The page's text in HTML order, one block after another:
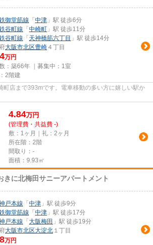
御堂筋線 「 中津 」駅 徒歩6分
谷町線 「 中崎町 」駅 徒歩11分
谷町線 「 天神橋筋六丁目 」駅 徒歩14分
大阪市北区豊崎 ４丁目
万円
：築66年 ｜募集中： 1室
2階建
町店まで393mです。電車移動の多い方に嬉しい駅か
4.84万円
(管理費・共益費 -)
敷：1ヶ月｜礼：2ヶ月
所在階：2階
間取り：-
面積：9.93㎡
きに北梅田サニーアパートメント
戸本線 「 中津 」駅 徒歩9分
御堂筋線 「 中津 」駅 徒歩17分
戸本線 「 大阪梅田 」駅 徒歩19分
大阪市北区大淀北 １丁目
万円